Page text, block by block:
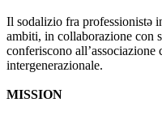
Il sodalizio fra professionistə
ambiti, in collaborazione con
conferiscono all’associazione
intergenerazionale.
MISSION